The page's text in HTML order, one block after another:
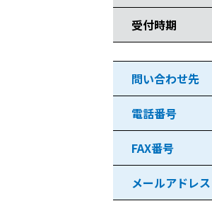
受付時期
問い合わせ先
電話番号
FAX番号
メールアドレス